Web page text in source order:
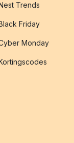
Trends
Friday
Monday